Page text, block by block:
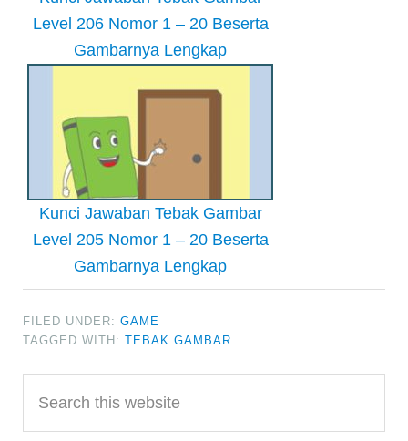
Level 206 Nomor 1 – 20 Beserta
Gambarnya Lengkap
Kunci Jawaban Tebak Gambar
Level 205 Nomor 1 – 20 Beserta
Gambarnya Lengkap
FILED UNDER:GAME
TAGGED WITH:TEBAK GAMBAR
Primary
Sidebar
this
website